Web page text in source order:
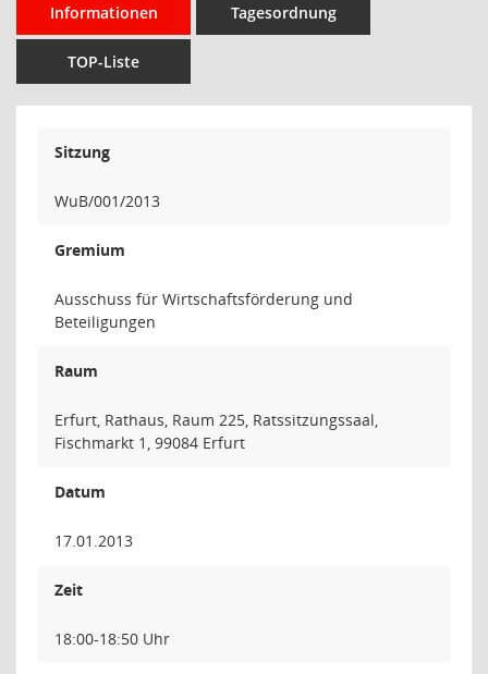
Informationen Tagesordnung
TOP-Liste
Sitzung
WuB/001/2013
Gremium
Ausschuss für Wirtschaftsförderung und
Beteiligungen
Raum
Erfurt, Rathaus, Raum 225, Ratssitzungssaal,
Fischmarkt 1, 99084 Erfurt
Datum
17.01.2013
Zeit
18:00-18:50 Uhr